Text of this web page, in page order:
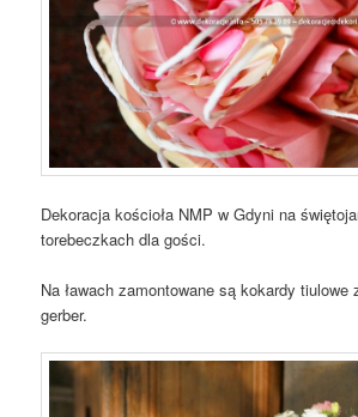
Dekoracja kościoła NMP w Gdyni na
torebeczkach dla gości.
Na ławach zamontowane są kokardy tiulowe
gerber.